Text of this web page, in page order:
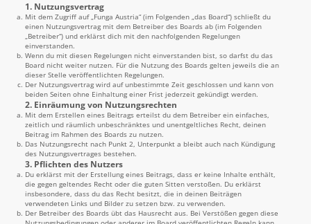
1. Nutzungsvertrag
Mit dem Zugriff auf „Funga Austria“ (im Folgenden „das Board“) schließt du
einen Nutzungsvertrag mit dem Betreiber des Boards ab (im Folgenden
„Betreiber“) und erklärst dich mit den nachfolgenden Regelungen
einverstanden.
Wenn du mit diesen Regelungen nicht einverstanden bist, so darfst du das
Board nicht weiter nutzen. Für die Nutzung des Boards gelten jeweils die an
dieser Stelle veröffentlichten Regelungen.
Der Nutzungsvertrag wird auf unbestimmte Zeit geschlossen und kann von
beiden Seiten ohne Einhaltung einer Frist jederzeit gekündigt werden.
2. Einräumung von Nutzungsrechten
Mit dem Erstellen eines Beitrags erteilst du dem Betreiber ein einfaches,
zeitlich und räumlich unbeschränktes und unentgeltliches Recht, deinen
Beitrag im Rahmen des Boards zu nutzen.
Das Nutzungsrecht nach Punkt 2, Unterpunkt a bleibt auch nach Kündigung
des Nutzungsvertrages bestehen.
3. Pflichten des Nutzers
Du erklärst mit der Erstellung eines Beitrags, dass er keine Inhalte enthält,
die gegen geltendes Recht oder die guten Sitten verstoßen. Du erklärst
insbesondere, dass du das Recht besitzt, die in deinen Beiträgen
verwendeten Links und Bilder zu setzen bzw. zu verwenden.
Der Betreiber des Boards übt das Hausrecht aus. Bei Verstößen gegen diese